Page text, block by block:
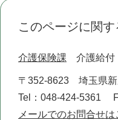
このページに関
介護保険課 介護給付
〒352-8623
埼玉県
Tel：048-424-5361
メールでのお問合せは